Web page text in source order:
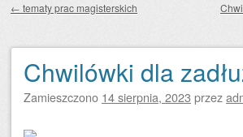
← tematy prac magisterskich
Chwilówki dla
Zamieszczono 14 sierpnia, 2023 przez